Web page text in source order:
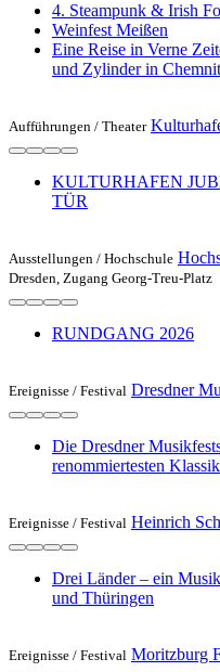
4. Steampunk & Irish
Weinfest Meißen
Eine Reise in Verne
und Zylinder in
Aufführungen / Theater
KULTURHAFEN
TÜR
Ausstellungen / Hochschule
Dresden, Zugang Georg-Treu-Platz
RUNDGANG 2026
Ereignisse / Festival Dresdner
Die Dresdner
renommiertesten
Ereignisse / Festival Heinrich
Drei Länder – ein
und Thüringen
Ereignisse / Festival Moritzburg